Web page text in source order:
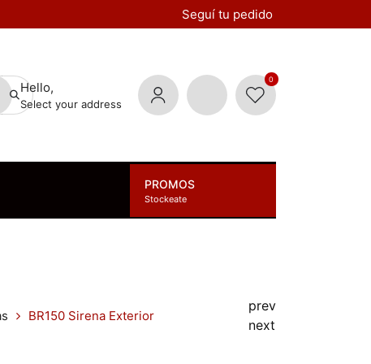
Seguí tu pedido
Hello,
Select your address
0
PROMOS
Stockeate
BR150 Sirena Exterior
prev
next